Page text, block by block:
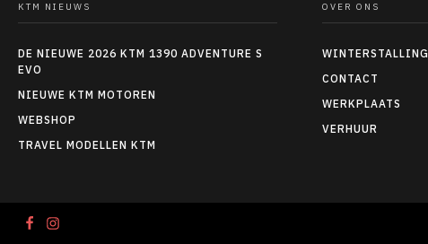
KTM NIEUWS
DE NIEUWE 2026 KTM 1390 ADVENTURE S
EVO
NIEUWE KTM MOTOREN
WEBSHOP
TRAVEL MODELLEN KTM
OVER ONS
WINTERSTALLING
CONTACT
WERKPLAATS
VERHUUR